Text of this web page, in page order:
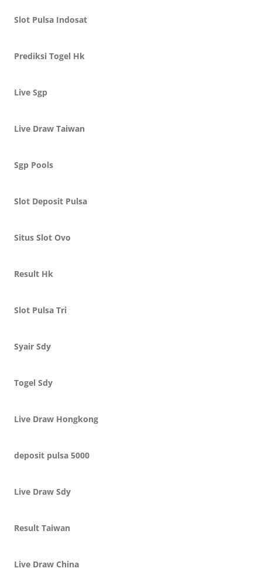
Slot Pulsa Indosat
Prediksi Togel Hk
Live Sgp
Live Draw Taiwan
Sgp Pools
Slot Deposit Pulsa
Situs Slot Ovo
Result Hk
Slot Pulsa Tri
Syair Sdy
Togel Sdy
Live Draw Hongkong
deposit pulsa 5000
Live Draw Sdy
Result Taiwan
Live Draw China